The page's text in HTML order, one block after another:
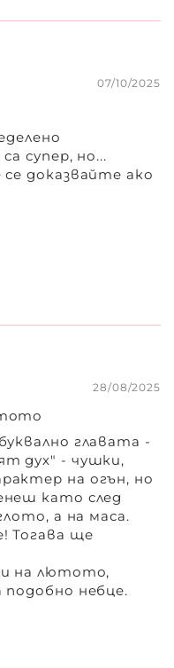
07/10/2025
супер, но...
доказвайте ако
28/08/2025
главата -
дух" - чушки,
на огън, но
като след
а на маса.
Тогава ще
на лютото,
небце.